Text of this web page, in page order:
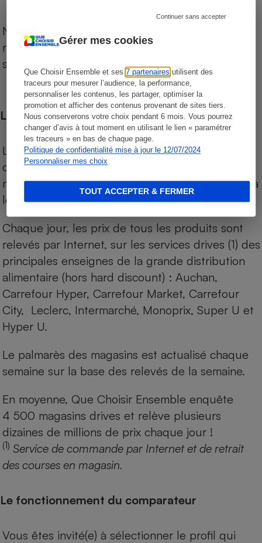
Gérer mes cookies
Que Choisir Ensemble et ses7 partenaires utilisent des
traceurs pour mesurer l’audience, la performance,
personnaliser les contenus, les partager, optimiser la
promotion et afficher des contenus provenant de sites tiers.
Nous conserverons votre choix pendant 6 mois. Vous pourrez
changer d’avis à tout moment en utilisant le lien « paramétrer
les traceurs » en bas de chaque page.
Politique de confidentialité mise à jour le 12/07/2024
Personnaliser mes choix
Continuer sans accepter
TOUT ACCEPTER & FERMER
Notre comparateur de supermarchés propose le
niveau de prix des supermarchés, géolocalisés
sur le territoire français.
Les comparaisons de prix
Les comparaisons sont réalisées sur l’ensemble
des produits des magasins. Les produits de
marques de distributeurs (MDD) sont comparés à
leurs équivalents chez leurs concurrents.
Chaque jour, les prix de tous les produits sont
relevés par Internet, sur les services drives (1) des
principales enseignes de la grande distribution
alimentaire (hors hard discount) : Auchan,
Carrefour Hyper, Carrefour Market, Carrefour
City, Leclerc, Intermarché, Monoprix, Super U et
Hyper U.
Le palmarès des magasins est actualisé chaque
semaine sur la base des relevés de la semaine.
En moyenne, Que Choisir Ensemble enquête
4 500 magasins drives et relève plusieurs
dizaines de millions de prix chaque jour !
(1) Service de commande par Internet et de retrait
des courses en magasin.
Le fonctionnement du comparateur
Vous êtes invité(e) à sélectionner le profil qui